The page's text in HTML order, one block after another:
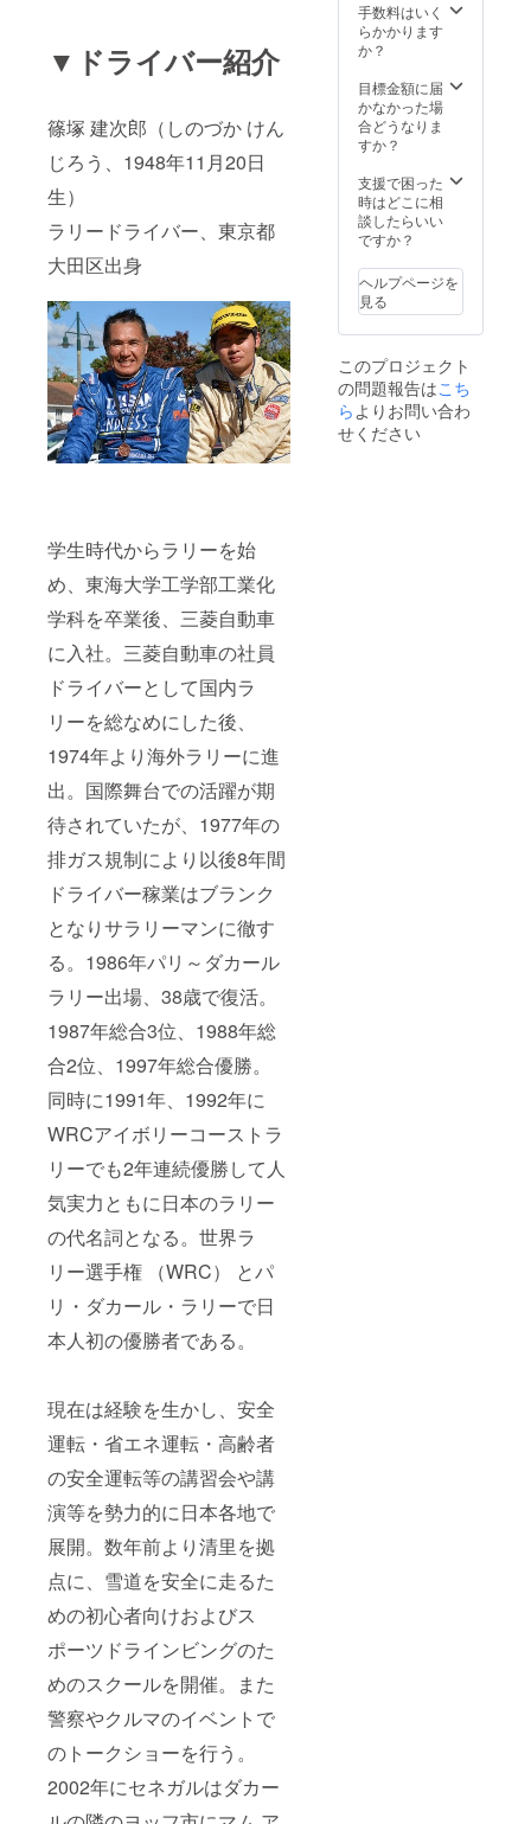
▼ドライバー紹介
篠塚 建次郎（しのづか けん
じろう、1948年11月20日
生）
ラリードライバー、東京都
大田区出身
学生時代からラリーを始
め、東海大学工学部工業化
学科を卒業後、三菱自動車
に入社。三菱自動車の社員
ドライバーとして国内ラ
リーを総なめにした後、
1974年より海外ラリーに進
出。国際舞台での活躍が期
待されていたが、1977年の
排ガス規制により以後8年間
ドライバー稼業はブランク
となりサラリーマンに徹す
る。1986年パリ～ダカール
ラリー出場、38歳で復活。
1987年総合3位、1988年総
合2位、1997年総合優勝。
同時に1991年、1992年に
WRCアイボリーコーストラ
リーでも2年連続優勝して人
気実力ともに日本のラリー
の代名詞となる。世界ラ
リー選手権 （WRC） とパ
リ・ダカール・ラリーで日
本人初の優勝者である。
現在は経験を生かし、安全
運転・省エネ運転・高齢者
の安全運転等の講習会や講
演等を勢力的に日本各地で
展開。数年前より清里を拠
点に、雪道を安全に走るた
めの初心者向けおよびス
ポーツドラインビングのた
めのスクールを開催。また
警察やクルマのイベントで
のトークショーを行う。
2002年にセネガルはダカー
手数料はいく
らかかります
か？
目標金額に届
かなかった場
合どうなりま
すか？
支援で困った
時はどこに相
談したらいい
ですか？
ヘルプページを
見る
このプロジェクト
の問題報告はこち
らよりお問い合わ
せください